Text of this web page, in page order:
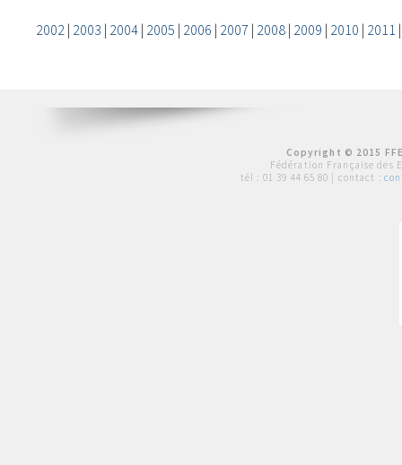
2002| 2003 | 2004| 2005 | 2006 | 2007 | 2008| 2009 | 2010 | 2011
Copyright © 2015
Fédération Française des
tél : 01 39 44 65 80 | contact :